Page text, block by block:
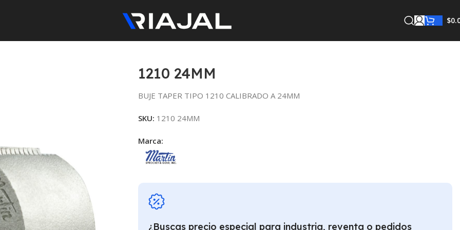
$
1210 24MM
BUJE TAPER TIPO 1210 CALIBRADO A 24MM
SKU: 1210 24MM
Marca:
¿Buscas precio especial para industria, reventa o pedidos